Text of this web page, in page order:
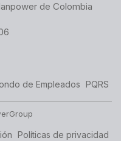
de Colombia
de Empleados PQRS
Políticas de privacidad